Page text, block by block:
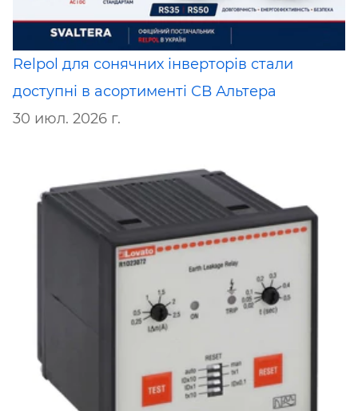
Relpol для сонячних інверторів стали
доступні в асортименті СВ Альтера
30 июл. 2026 г.